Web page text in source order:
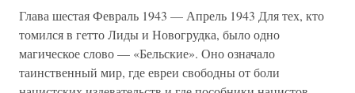
Глава шестая Февраль 1943 — Апрель 1943 Для тех, кто
томился в гетто Лиды и Новогрудка, было одно
магическое слово — «Бельские». Оно означало
таинственный мир, где евреи свободны от боли